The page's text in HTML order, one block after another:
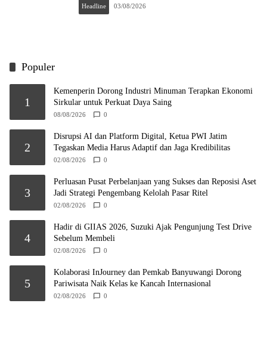
Headline 03/08/2026
Populer
1
Kemenperin Dorong Industri Minuman Terapkan Ekonomi
Sirkular untuk Perkuat Daya Saing
08/08/2026 0
2
Disrupsi AI dan Platform Digital, Ketua PWI Jatim
Tegaskan Media Harus Adaptif dan Jaga Kredibilitas
02/08/2026 0
3
Perluasan Pusat Perbelanjaan yang Sukses dan Reposisi Aset
Jadi Strategi Pengembang Kelolah Pasar Ritel
02/08/2026 0
4
Hadir di GIIAS 2026, Suzuki Ajak Pengunjung Test Drive
Sebelum Membeli
02/08/2026 0
5
Kolaborasi InJourney dan Pemkab Banyuwangi Dorong
Pariwisata Naik Kelas ke Kancah Internasional
02/08/2026 0